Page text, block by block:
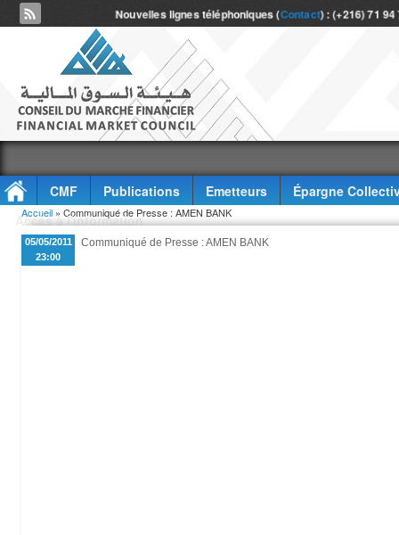
Nouvelles lignes téléphoniques (Contact) : (+216) 71
CMF Publications Emetteurs
Épargne
Accès à l'information
Vous êtes ici
Accueil » Communiqué de Presse : AMEN BANK
05/05/2011
23:00
Communiqué de Presse : AMEN BANK